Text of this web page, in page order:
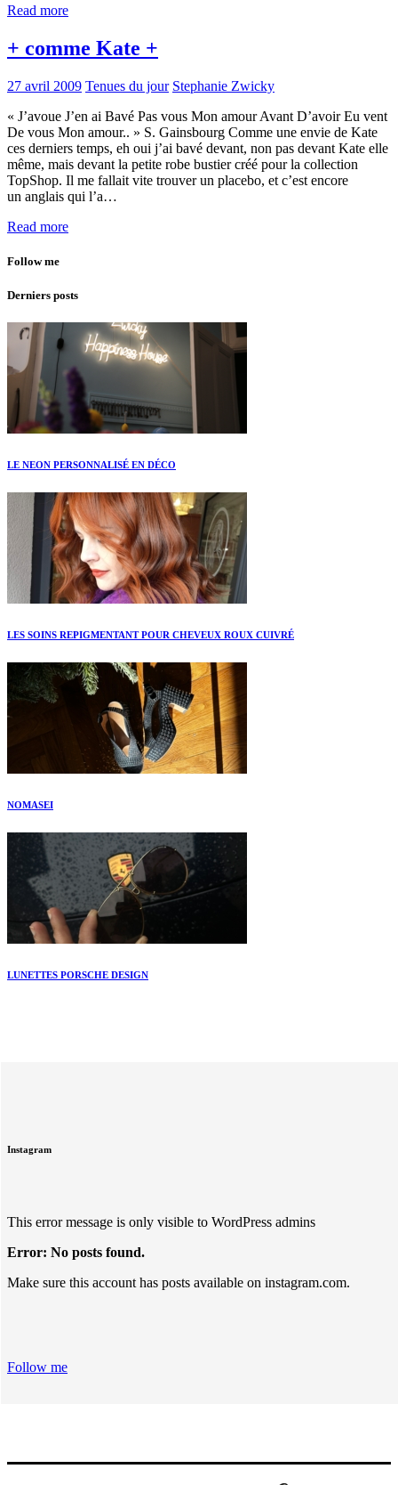
Read more
+ comme Kate +
27 avril 2009 Tenues du jour Stephanie Zwicky
« J’avoue J’en ai Bavé Pas vous Mon amour Avant D’avoir Eu vent
De vous Mon amour.. » S. Gainsbourg Comme une envie de Kate
ces derniers temps, eh oui j’ai bavé devant, non pas devant Kate elle
même, mais devant la petite robe bustier créé pour la collection
TopShop. Il me fallait vite trouver un placebo, et c’est encore
un anglais qui l’a…
Read more
Follow me
Derniers posts
LE NEON PERSONNALISÉ EN DÉCO
LES SOINS REPIGMENTANT POUR CHEVEUX ROUX CUIVRÉ
NOMASEI
LUNETTES PORSCHE DESIGN
Instagram
This error message is only visible to WordPress admins
Error: No posts found.
Make sure this account has posts available on instagram.com.
Follow me